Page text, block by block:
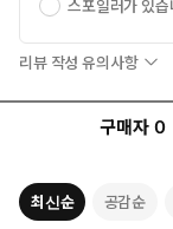
라마를 보는 것처럼
찡한 감동이 묻어나
오는 이야기들을 가
같습니다. 작가는
치 끊이지 않는 실
으로 완성된 작품이
성한 이야기는 이야
스포일러가 있습
리뷰 작성 유의사항
구매자 0
최신순 공감순